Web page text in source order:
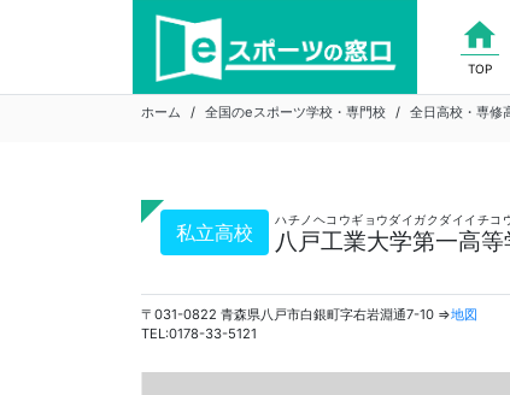
home
TOP
ホーム 全国のeスポーツ学校・専門校 全日高校・専修
私立高校 八戸工業大学第一高
ハチノヘコウギョウダイガクダイイチコ
〒031-0822 青森県八戸市白銀町字右岩淵通7-10 ⇒地図
TEL:0178-33-5121